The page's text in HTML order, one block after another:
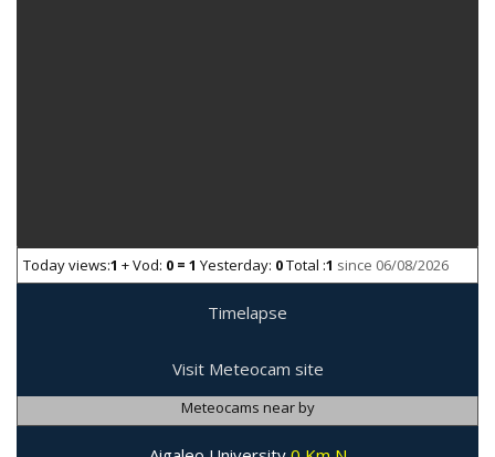
Today views:1 + Vod: 0 = 1 Yesterday: 0Total :1 since 06/08/2026
Timelapse
Visit Meteocam site
Meteocams near by